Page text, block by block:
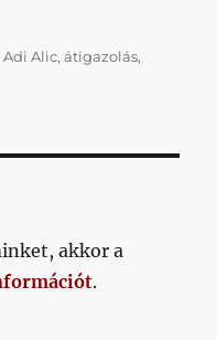
Címke
Adi Alic,átigazolás,
akkor a
.